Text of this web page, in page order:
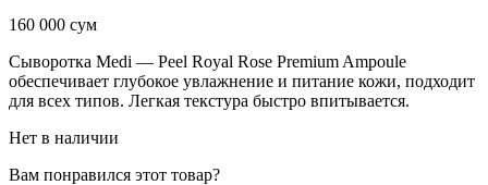
160 000 сум
Сыворотка Medi — Peel Royal Rose Premium Ampoule
обеспечивает глубокое увлажнение и питание кожи, подходит
для всех типов. Легкая текстура быстро впитывается.
Нет в наличии
Вам понравился этот товар?